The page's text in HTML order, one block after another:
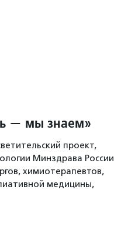
— мы знаем»
проект,
Минздрава России
химиотерапевтов,
медицины,